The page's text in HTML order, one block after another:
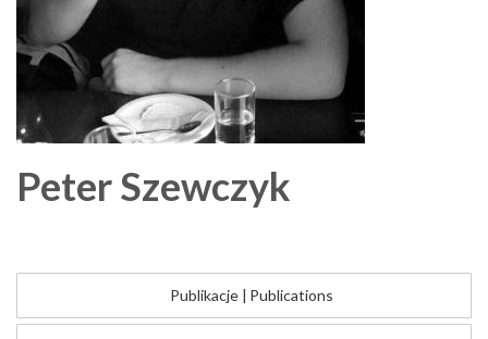
PeterSzewczyk
Publikacje | Publications